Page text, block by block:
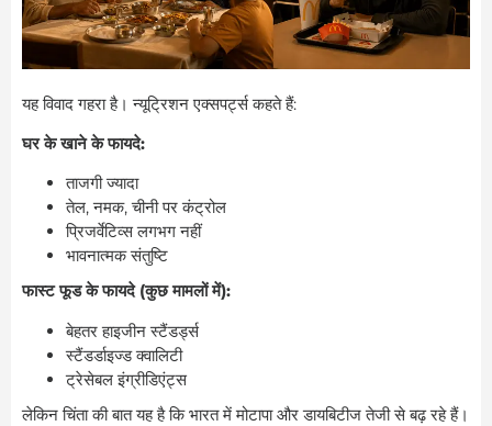
यह विवाद गहरा है। न्यूट्रिशन एक्सपर्ट्स कहते हैं:
घर के खाने के फायदे:
ताजगी ज्यादा
तेल, नमक, चीनी पर कंट्रोल
प्रिजर्वेटिव्स लगभग नहीं
भावनात्मक संतुष्टि
फास्ट फूड के फायदे (कुछ मामलों में):
बेहतर हाइजीन स्टैंडर्ड्स
स्टैंडर्डाइज्ड क्वालिटी
ट्रेसेबल इंग्रीडिएंट्स
लेकिन चिंता की बात यह है कि भारत में मोटापा और डायबिटीज तेजी से बढ़ रहे हैं।